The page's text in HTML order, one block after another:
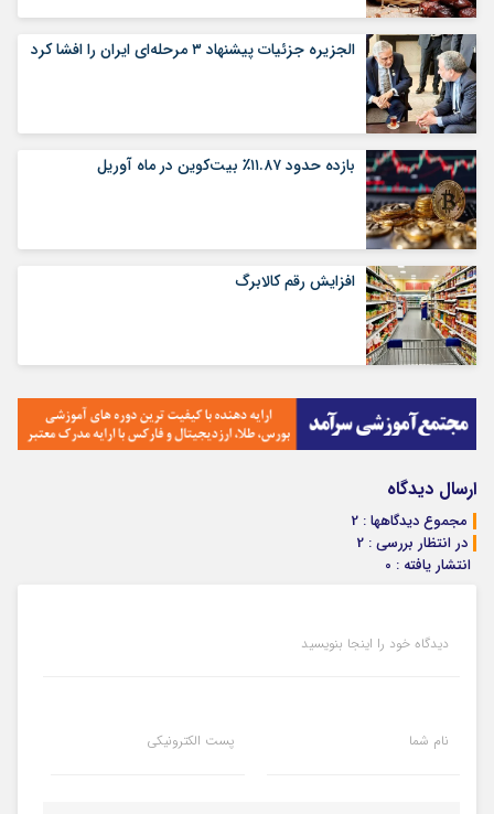
الجزیره جزئیات پیشنهاد ۳ مرحله‌ای ایران را افشا کرد
بازده حدود ۱۱.۸۷٪ بیت‌کوین در ماه آوریل
افزایش رقم کالابرگ
ارسال دیدگاه
مجموع دیدگاهها : 2
در انتظار بررسی : 2
انتشار یافته : 0
دیدگاه خود را اینجا بنویسید
نام شما پست الکترونیکی